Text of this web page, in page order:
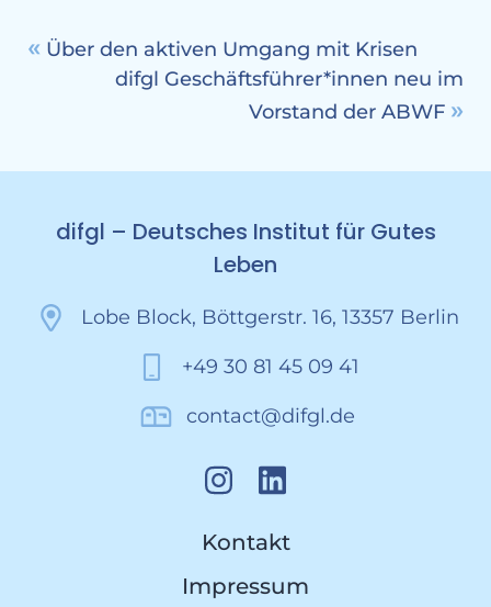
Über den aktiven Umgang mit Krisen
difgl Geschäftsführer*innen neu im
Vorstand der ABWF
difgl – Deutsches Institut für Gutes
Leben
Lobe Block, Böttgerstr. 16, 13357 Berlin
+49 30 81 45 09 41
contact@difgl.de
Kontakt
Impressum